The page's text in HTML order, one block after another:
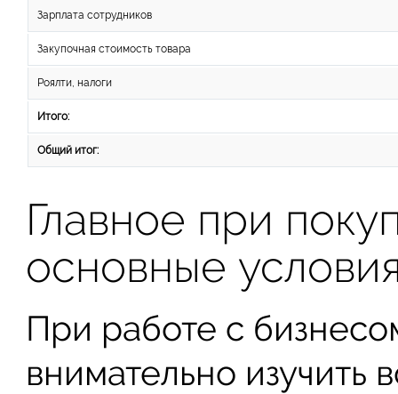
Зарплата сотрудников
Закупочная стоимость товара
Роялти, налоги
Итого:
Общий итог:
Главное при
основные
При работе с
внимательно изучить